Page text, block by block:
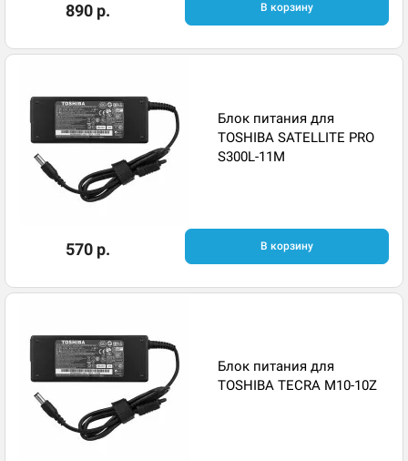
890 р. В корзину
Блок питания для
TOSHIBA SATELLITE PRO
S300L-11M
570 р. В корзину
Блок питания для
TOSHIBA TECRA M10-10Z